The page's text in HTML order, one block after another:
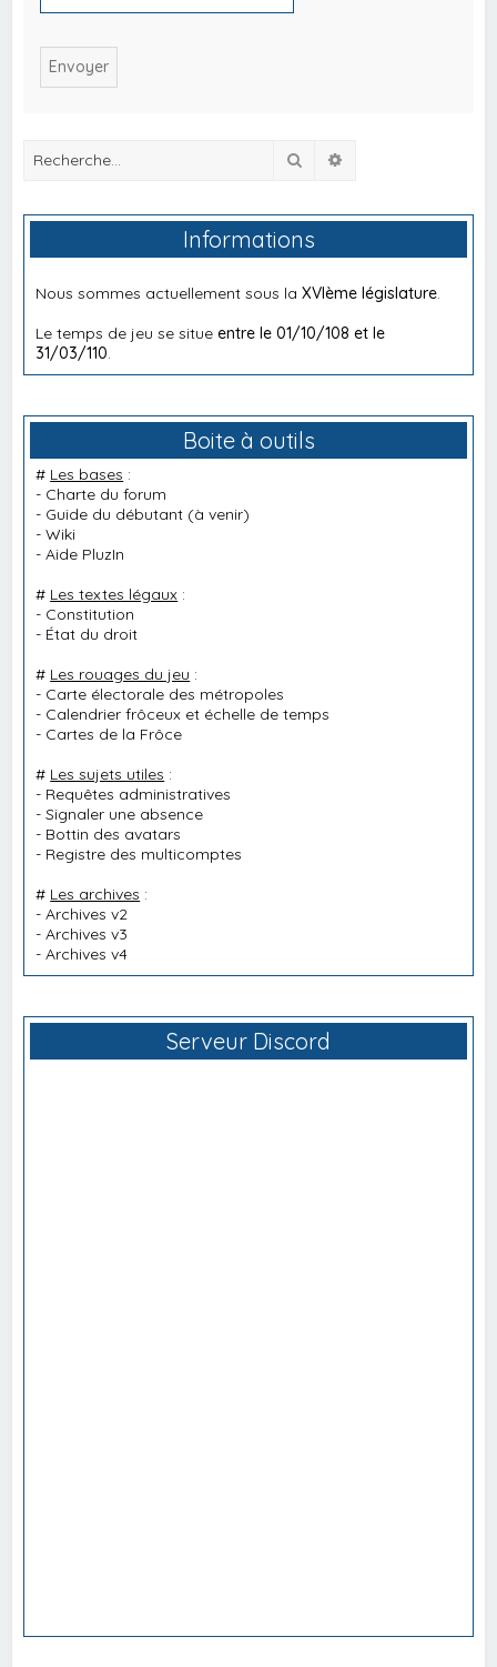
Rechercher
Informations
Nous sommes actuellement sous laXVIème législature
Le temps de jeu se situeentre le 01/10/108 et le
31/03/110
Boite à outils
# Les bases :
- Charte du forum
- Guide du débutant (à venir)
-Wiki
-Aide PluzIn
# Les textes légaux :
- Constitution
- État du droit
# Les rouages du jeu :
- Carte électorale des métropoles
- Calendrier frôceux et échelle de temps
- Cartes de la Frôce
# Les sujets utiles :
- Requêtes administratives
-Signaler une absence
- Bottin des avatars
- Registre des multicomptes
# Les archives :
-Archives v2
-Archives v3
-Archives v4
Serveur Discord